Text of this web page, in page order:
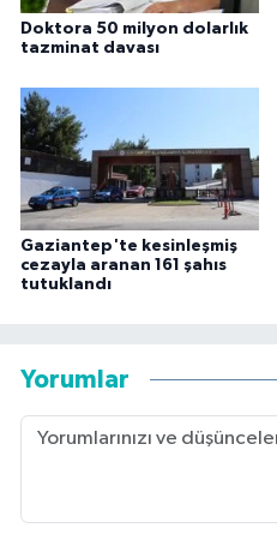
Doktora 50 milyon dolarlık
tazminat davası
Gaziantep'te kesinleşmiş
cezayla aranan 161 şahıs
tutuklandı
Yorumlar